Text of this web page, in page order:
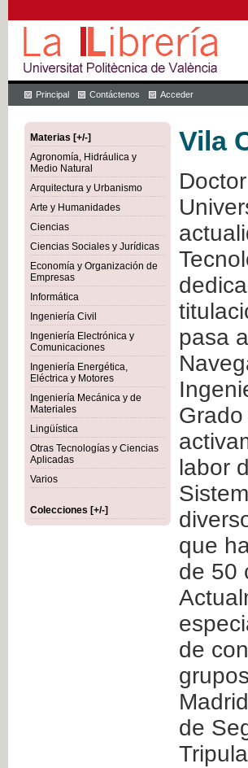
Principal Contáctenos Acceder
Materias [+/-]
Agronomía, Hidráulica y
Medio Natural
Arquitectura y Urbanismo
Arte y Humanidades
Ciencias
Ciencias Sociales y Jurídicas
Economía y Organización de
Empresas
Informática
Ingeniería Civil
Ingeniería Electrónica y
Comunicaciones
Ingeniería Energética,
Eléctrica y Motores
Ingeniería Mecánica y de
Materiales
Lingüística
Otras Tecnologías y Ciencias
Aplicadas
Varios
Colecciones [+/-]
Vila
pasa
labor
que
de 50
de
de